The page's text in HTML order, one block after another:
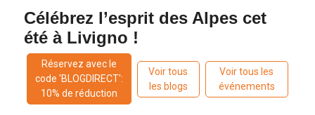
Célébrez l’esprit des Alpes cet
été à Livigno !
Réservez avec le
code 'BLOGDIRECT':
10% de réduction
Voir tous
les blogs
Voir tous les
événements